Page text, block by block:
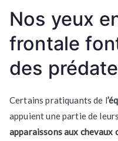
?
Nos yeux
frontale
des
Certains pratiquants de l
appuient une partie de
apparaissons aux chevaux